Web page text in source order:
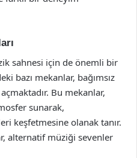
sahnesi için de önemli bir
bazı mekanlar, bağımsız
Bu mekanlar,
sunarak,
keşfetmesine olanak tanır.
alternatif müziği sevenler